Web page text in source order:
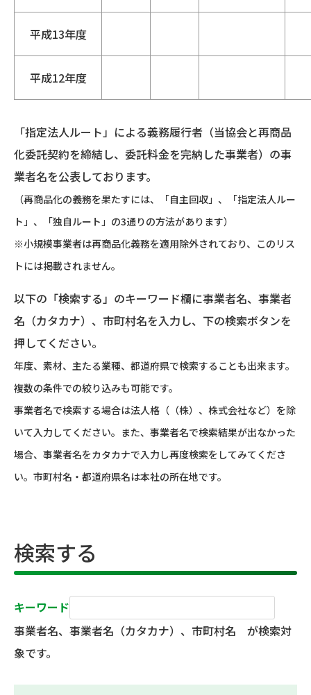
平成13年度
平成12年度
「指定法人ルート」による義務履行者（当協会と再商品
化委託契約を締結し、委託料金を完納した事業者）の事
業者名を公表しております。
（再商品化の義務を果たすには、「自主回収」、「指定法人ルー
ト」、「独自ルート」の3通りの方法があります）
※小規模事業者は再商品化義務を適用除外されており、このリス
トには掲載されません。
以下の「検索する」のキーワード欄に事業者名、事業者
名（カタカナ）、市町村名を入力し、下の検索ボタンを
押してください。
年度、素材、主たる業種、都道府県で検索することも出来ます。
複数の条件での絞り込みも可能です。
事業者名で検索する場合は法人格（（株）、株式会社など）を除
いて入力してください。また、事業者名で検索結果が出なかった
場合、事業者名をカタカナで入力し再度検索をしてみてくださ
い。市町村名・都道府県名は本社の所在地です。
検索する
キーワード
事業者名、事業者名（カタカナ）、市町村名 が検索対
象です。